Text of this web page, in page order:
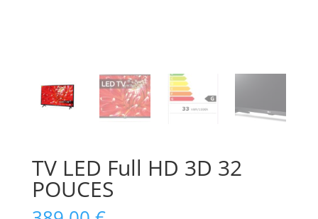
TV LED Full HD 3D 32
POUCES